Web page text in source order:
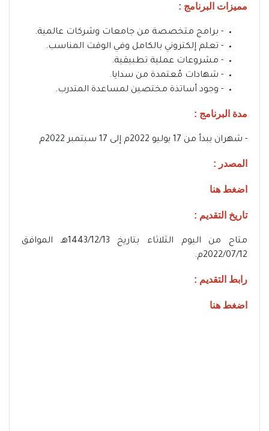
مميزات البرنامج :
- برامج متخصصة من جامعات وشركات عالمية.
- تعلم إلكتروني بالكامل وفي الوقت المناسب.
- مشروعات عملية تطبيقية.
- شهادات مُعتمدة من سدايا.
- وجود أساتذة مختصين لمساعدة المتدرب.
مدة البرنامج :
- شهران يبدأ من 17 يوليو 2022م إلى 17 سبتمبر 2022م
المصدر :
اضغط هنا
تاريخ التقديم :
متاح من اليوم الثلاثاء بتاريخ 1443/12/13هـ الموافق
2022/07/12م.
رابط التقديم :
اضغط هنا